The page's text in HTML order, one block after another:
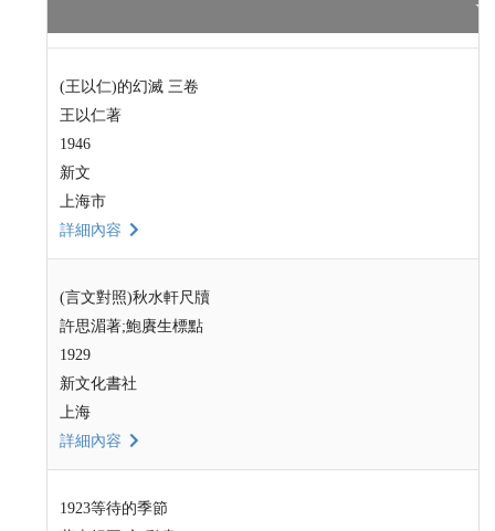
(王以仁)的幻滅 三卷
王以仁著
1946
新文
上海市
詳細內容
(言文對照)秋水軒尺牘
許思湄著;鮑賡生標點
1929
新文化書社
上海
詳細內容
1923等待的季節